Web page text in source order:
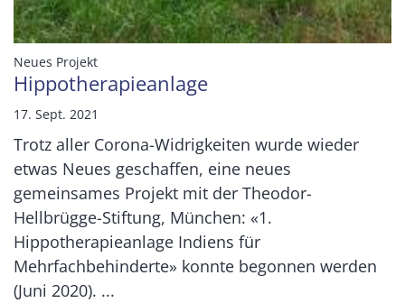
Neues Projekt:
Hippotherapieanlage
17. Sept. 2021
Trotz aller Corona-Widrigkeiten wurde wieder
etwas Neues geschaffen, eine neues
gemeinsames Projekt mit der Theodor-
Hellbrügge-Stiftung, München: «1.
Hippotherapieanlage Indiens für
Mehrfachbehinderte» konnte begonnen werden
(Juni 2020). ...